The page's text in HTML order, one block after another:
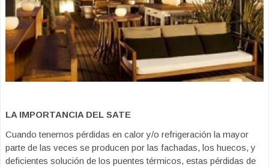
LA IMPORTANCIA DEL SATE
Cuando tenemos pérdidas en calor y/o refrigeración la mayor
parte de las veces se producen por las fachadas, los huecos, y
deficientes solución de los puentes térmicos, estas pérdidas de